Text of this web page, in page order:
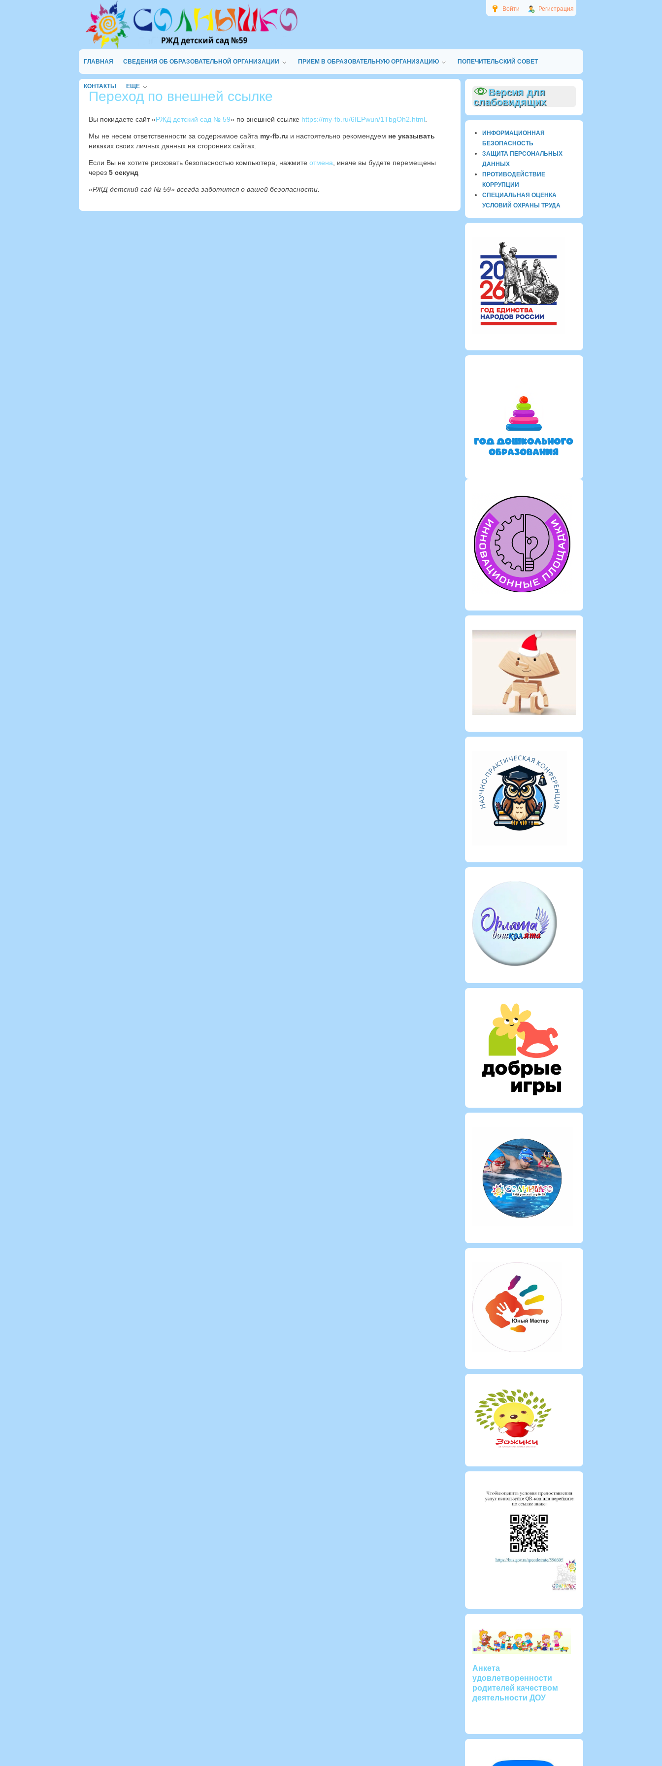
Войти Регистрация
ГЛАВНАЯ СВЕДЕНИЯ ОБ ОБРАЗОВАТЕЛЬНОЙ ОРГАНИЗАЦИИ ПРИЕМ В ОБРАЗОВАТЕЛЬНУЮ ОРГАНИЗАЦИЮ ПОПЕЧИТЕЛЬСКИЙ СОВЕТ
КОНТАКТЫ ЕЩЁ
Переход по внешней ссылке
Вы покидаете сайт «РЖД детский сад № 59» по внешней ссылке https://my-fb.ru/6IEPwun/1TbgOh2.html
Мы не несем ответственности за содержимое сайта my-fb.ru и настоятельно рекомендуем не указывать
никаких своих личных данных на сторонних сайтах.
Если Вы не хотите рисковать безопасностью компьютера, нажмите отмена , иначе вы будете перемещены
через 4 секунд
«РЖД детский сад № 59» всегда заботится о вашей безопасности.
Версия для
слабовидящих
ИНФОРМАЦИОННАЯ
БЕЗОПАСНОСТЬ
ЗАЩИТА ПЕРСОНАЛЬНЫХ
ДАННЫХ
ПРОТИВОДЕЙСТВИЕ
КОРРУПЦИИ
СПЕЦИАЛЬНАЯ ОЦЕНКА
УСЛОВИЙ ОХРАНЫ ТРУДА
Анкета
удовлетворенности
родителей качеством
деятельности ДОУ